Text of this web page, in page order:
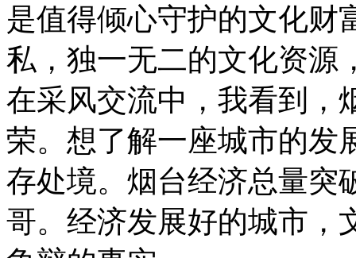
是值得倾心守护的文化财
私，独一无二的文化资源
在采风交流中，我看到，
荣。想了解一座城市的发
存处境。烟台经济总量突
哥。经济发展好的城市，